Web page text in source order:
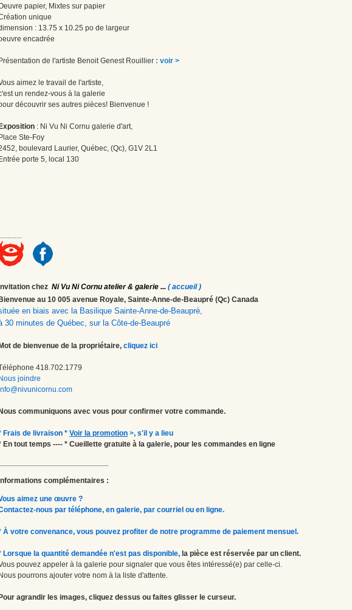
papier, Mixtes sur papier
unique
: 13.75 x 10.25 po de largeur
encadrée
de l'artiste Benoit Genest Rouillier : voir >
aimez le travail de l'artiste,
un rendez-vous à la galerie
découvrir ses autres pièces! Bienvenue !
: Ni Vu Ni Cornu galerie d'art,
Ste-Foy
boulevard Laurier, Québec, (Qc), G1V 2L1
porte 5, local 130
chez Ni Vu Ni Cornu atelier & galerie ... ( accueil )
au 10 005 avenue Royale, Sainte-Anne-de-Beaupré (Qc) Canada
en biais avec la Basilique Sainte-Anne-de-Beaupré,
30 minutes de Québec, sur la Côte-de-Beaupré
de bienvenue de la propriétaire, cliquez ici
418.702.1779
joindre
communiquons avec vous pour confirmer votre commande.
Frais de livraison * Voir la promotion >, s'il y a lieu
En tout temps ---- * Cueillette gratuite à la galerie, pour les commandes en ligne
complémentaires :
aimez une œuvre ?
nous par téléphone, en galerie, par courriel ou en ligne.
À votre convenance, vous pouvez profiter de notre programme de paiement mensuel.
Lorsque la quantité demandée n'est pas disponible, la pièce est réservée par un client.
pouvez appeler à la galerie pour signaler que vous êtes intéressé(e) par celle-ci.
pourrons ajouter votre nom à la liste d'attente.
agrandir les images, cliquez dessus ou faites glisser le curseur.